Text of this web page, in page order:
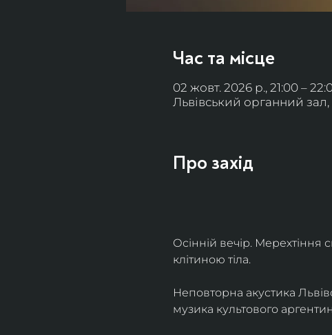
Час та місце
02 жовт. 2026 р., 21:00 –
Львівський органний зал,
Про захід
Осінній вечір.
клітиною тіла.
Неповторна акустика
музика культового